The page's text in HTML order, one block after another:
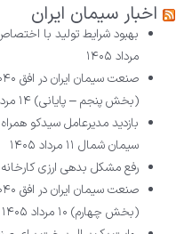
اخبار سیمان ایران
بهبود شرایط تولید با اختصاص ۴۰۰ مگاوات برق به صنعت
مرداد ۱۴۰۵
(بخش پنجم – پایانی) ۱۴ مرداد ۱۴۰۵
بازدید مدیرعامل سیدکو
سیمان شمال ۱۱ مرداد ۱۴۰۵
رفع مشکل بدهی ارزی
(بخش چهارم) ۱۰ مرداد ۱۴۰۵